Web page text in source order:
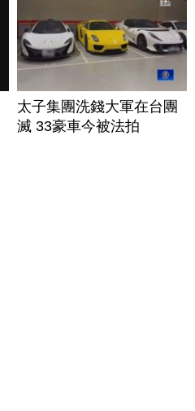
太子集團洗錢大軍在台團
滅 33豪車今被法拍